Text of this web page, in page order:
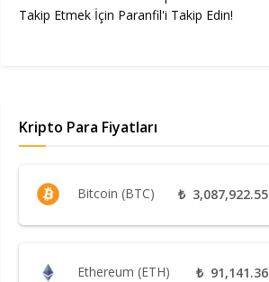
Takip Etmek İçin Paranfil'i Takip Edin!
Kripto Para Fiyatları
Bitcoin (BTC) ₺ 3,087,922.55
Ethereum (ETH) ₺ 91,141.36